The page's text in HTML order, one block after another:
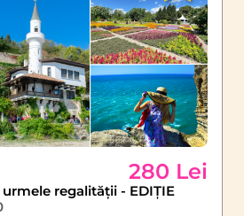
280 Lei
regalității - EDIȚIE